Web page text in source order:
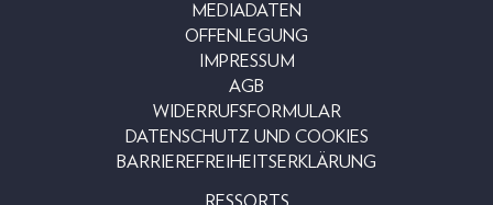
MEDIADATEN
OFFENLEGUNG
IMPRESSUM
AGB
WIDERRUFSFORMULAR
DATENSCHUTZ UND COOKIES
BARRIEREFREIHEITSERKLÄRUNG